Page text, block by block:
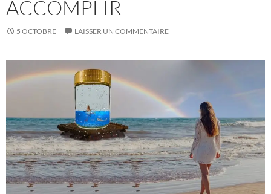
ACCOMPLIR
5 OCTOBRE LAISSER UN COMMENTAIRE